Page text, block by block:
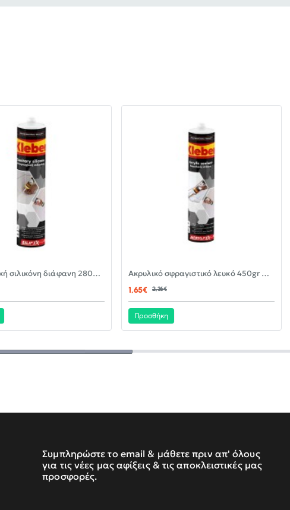
-30%Αντιμουχλική σιλικόνη διάφανη 280ml KLEBER
-30%Ακρυλικό σφραγιστικό λευκό 450gr KLEBER
1,65€
2,36€
Προσθήκη
Συμπληρώστε το email & μάθετε πριν απ' όλους
για τις νέες μας αφίξεις & τις αποκλειστικές μας
προσφορές.